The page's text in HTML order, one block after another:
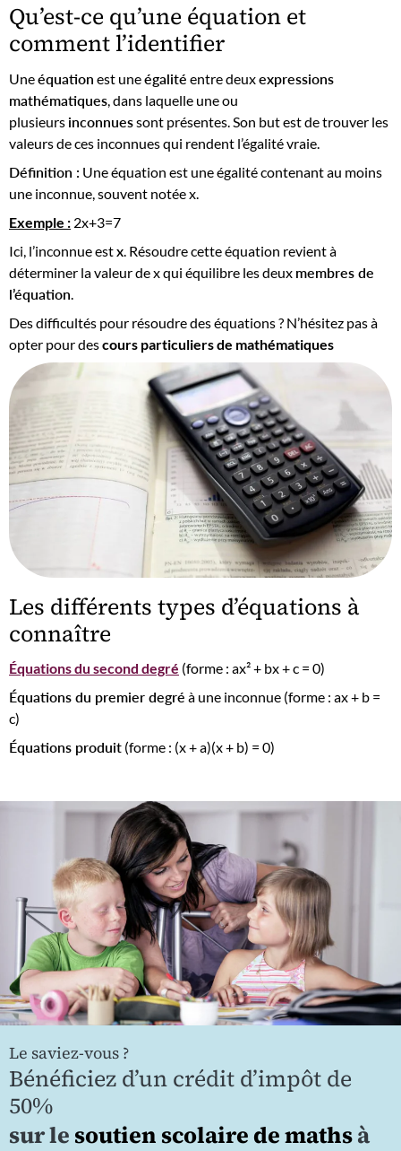
Qu’est-ce qu’une équation et
comment l’identifier
Uneéquation est uneégalité entre deuxexpressions
mathématiques , dans laquelle une ou
plusieurs inconnuessont présentes. Son but est de trouver les
valeurs de ces inconnues qui rendent l’égalité vraie.
Définition : Une équation est une égalité contenant au moins
une inconnue, souvent notée x.
Exemple : 2x+3=7
Ici, l’inconnue estx . Résoudre cette équation revient à
déterminer la valeur de x qui équilibre les deux membres de
l’équation
Des difficultés pour résoudre des équations ? N’hésitez pas à
opter pour descours particuliers de mathématiques
Les différents types d’équations à
connaître
Équations du second degré (forme : ax² + bx + c = 0)
Équations du premier degré à une inconnue (forme : ax + b =
c)
Équations produit (forme : (x + a)(x + b) = 0)
Le saviez-vous ?
Bénéficiez d’un crédit d’impôt de
50%
sur le soutien scolaire de mathsà